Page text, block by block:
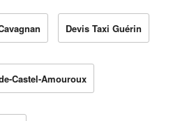
Devis Taxi Guérin
Castel-Amouroux